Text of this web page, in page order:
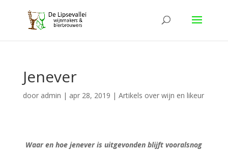
Jenever
door admin | apr 28, 2019 | Artikels over wijn en likeur
Waar en hoe jenever is uitgevonden blijft vooralsnog